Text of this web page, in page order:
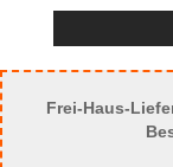
Frei-Haus-